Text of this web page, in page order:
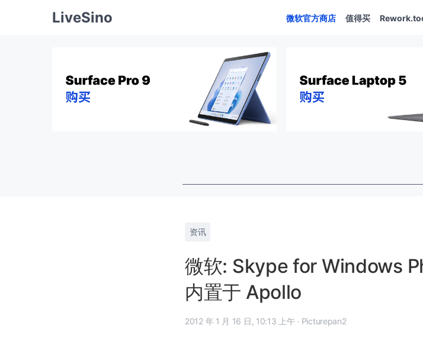
LiveSino 微软官方商店 值得买
资讯
微软: Skype for Windows
内置于 Apollo
2012 年 1 月 16 日, 10:13 上午 · Picturepan2